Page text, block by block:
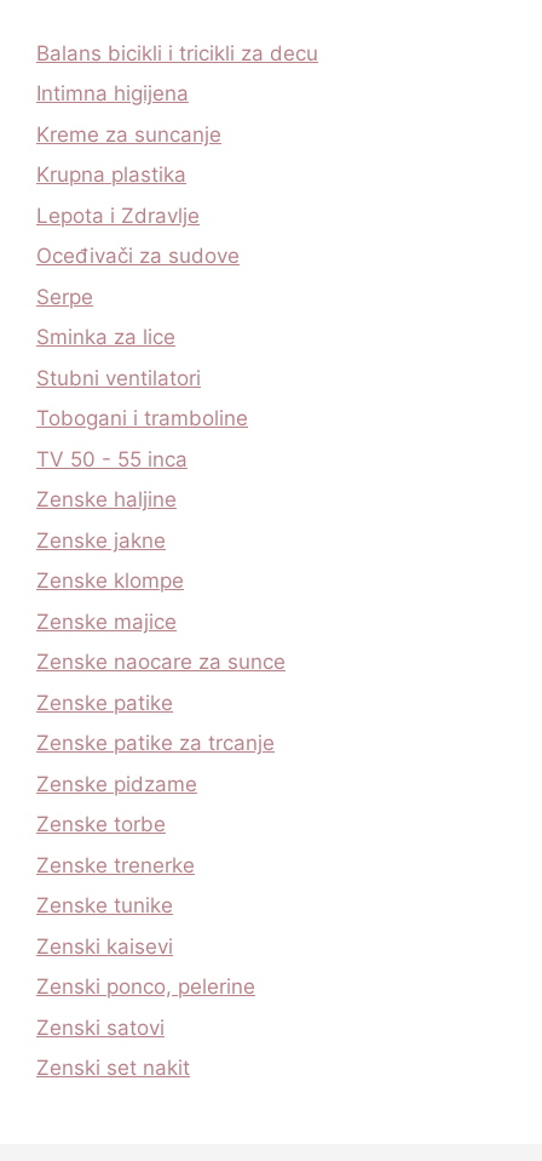
Balans bicikli i tricikli za decu
Intimna higijena
Kreme za suncanje
Krupna plastika
Lepota i Zdravlje
Oceđivači za sudove
Serpe
Sminka za lice
Stubni ventilatori
Tobogani i tramboline
TV 50 - 55 inca
Zenske haljine
Zenske jakne
Zenske klompe
Zenske majice
Zenske naocare za sunce
Zenske patike
Zenske patike za trcanje
Zenske pidzame
Zenske torbe
Zenske trenerke
Zenske tunike
Zenski kaisevi
Zenski ponco, pelerine
Zenski satovi
Zenski set nakit